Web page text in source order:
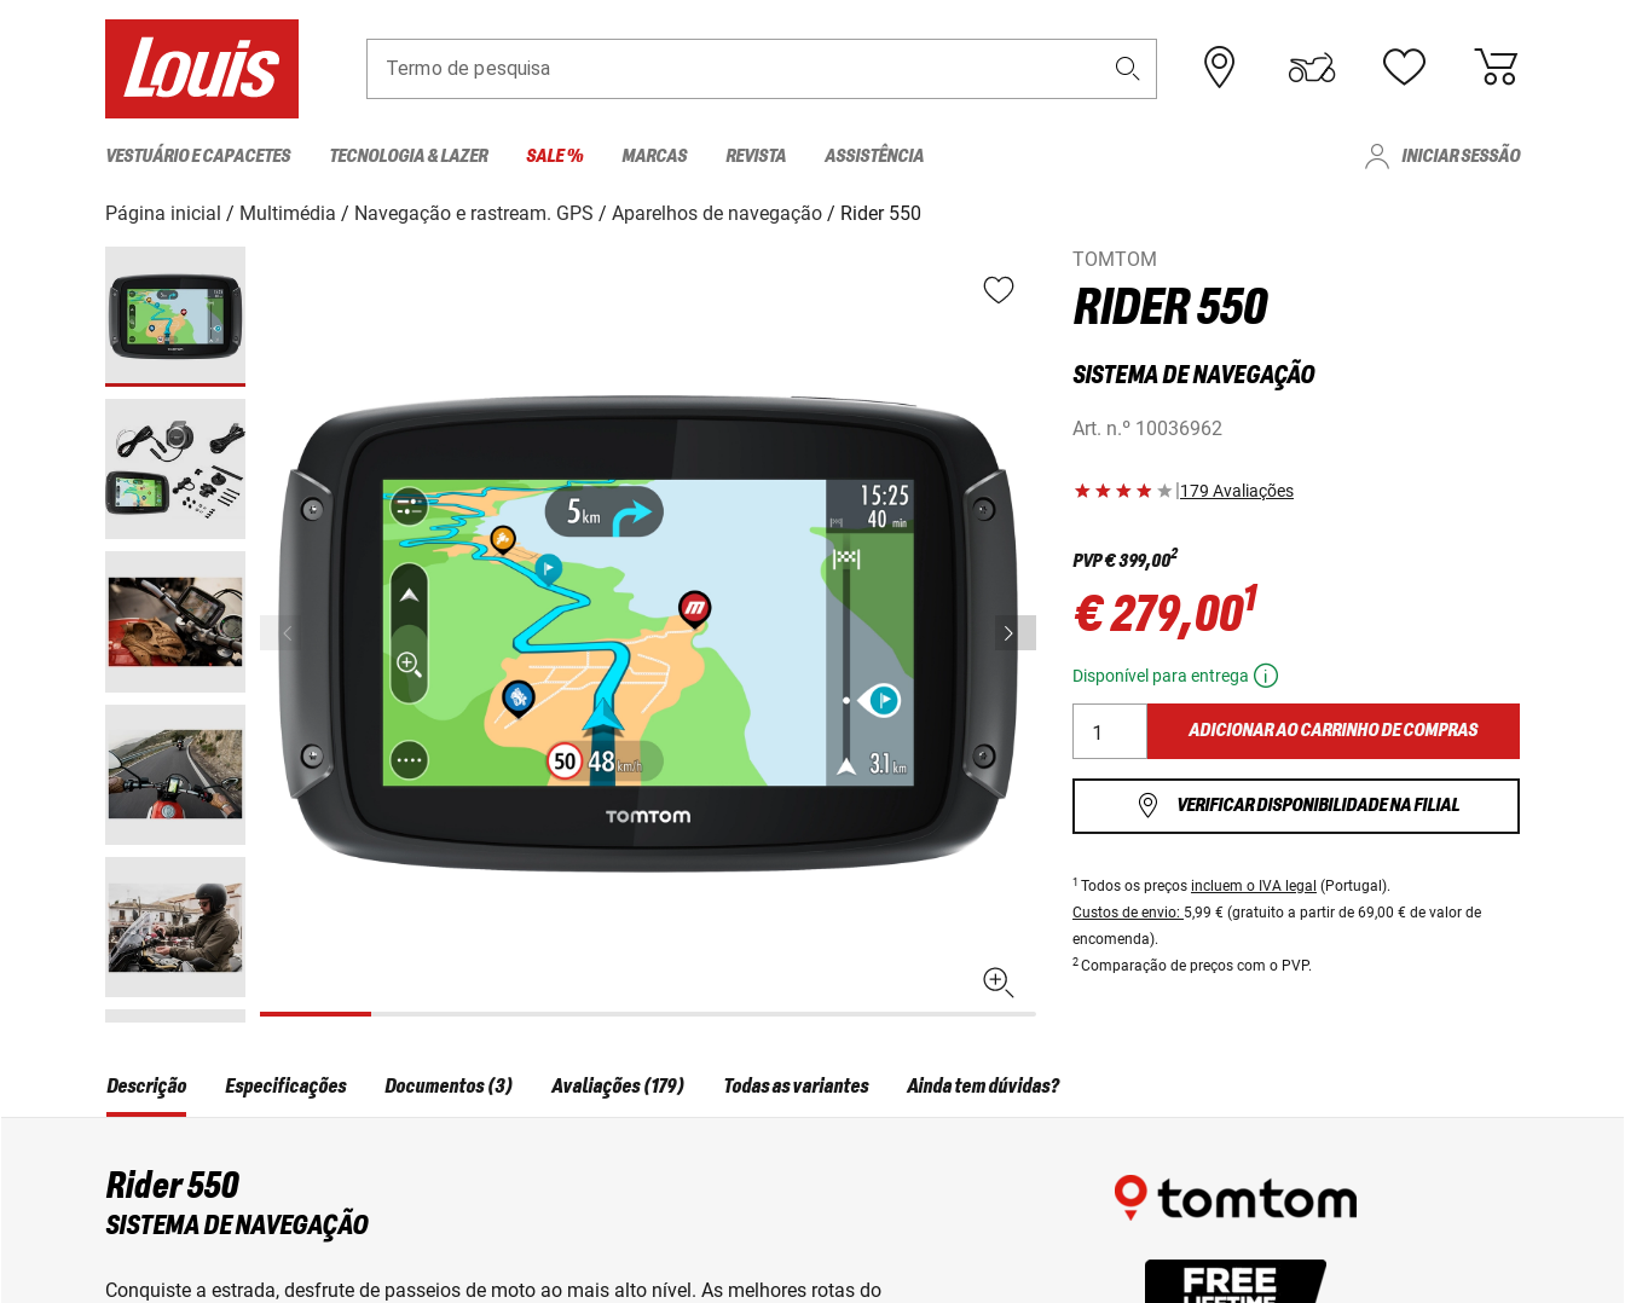
Termo de pesquisa
VESTUÁRIO E CAPACETES TECNOLOGIA & LAZER SALE % MARCAS REVISTA ASSISTÊNCIA INICIAR SESSÃO
Página inicial Multimédia Navegação e rastream. GPS Aparelhos de navegação
Rider 550
TOMTOM
RIDER 550
SISTEMA DE NAVEGAÇÃO
Art. n.º 10036962
|179 Avaliações
PVP€ 399,002
€ 279,001
Disponível para entrega
ADICIONAR AO CARRINHO DE COMPRAS
VERIFICAR DISPONIBILIDADE NA FILIAL
1 Todos os preços incluem o IVA legal (Portugal).
Custos de envio: 5,99 € (gratuito a partir de 69,00 € de valor de
encomenda).
2 Comparação de preços com o PVP.
Descrição
Rider 550
SISTEMA DE NAVEGAÇÃO
Conquiste a estrada, desfrute de passeios de moto ao mais alto nível. As melhores rotas do
Especificações Documentos (3) Avaliações (179) Todas as variantes Ainda tem dúvidas?